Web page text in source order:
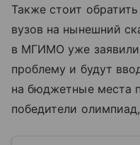
Также стоит
вузов на нынешний
в МГИМО уже
проблему и будут
на бюджетные места
победители